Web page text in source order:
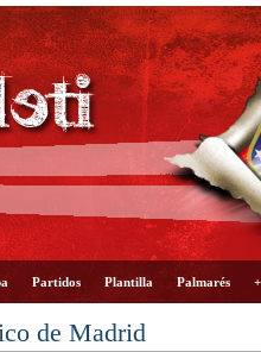
Partidos Plantilla Palmarés
de Madrid